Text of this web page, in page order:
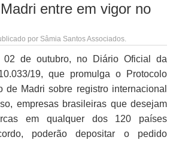
entre em vigor no
por Sâmia Santos Associados.
02 de outubro, no Diário Oficial da
19, que promulga o Protocolo
de Madri sobre registro internacional
empresas brasileiras que desejam
em qualquer dos 120 países
poderão depositar o pedido